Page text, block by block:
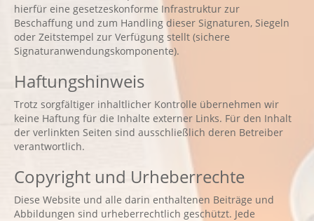
hierfür eine gesetzeskonforme Infrastruktur zur
Beschaffung und zum Handling dieser Signaturen, Siegeln
oder Zeitstempel zur Verfügung stellt (sichere
Signaturanwendungskomponente).
Haftungshinweis
Trotz sorgfältiger inhaltlicher Kontrolle übernehmen wir
keine Haftung für die Inhalte externer Links. Für den Inhalt
der verlinkten Seiten sind ausschließlich deren Betreiber
verantwortlich.
Copyright und Urheberrechte
Diese Website und alle darin enthaltenen Beiträge und
Abbildungen sind urheberrechtlich geschützt. Jede